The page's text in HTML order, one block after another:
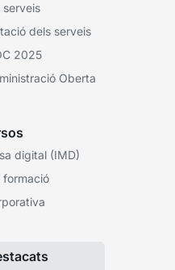
serveis
dels serveis
2025
Oberta
digital (IMD)
formació